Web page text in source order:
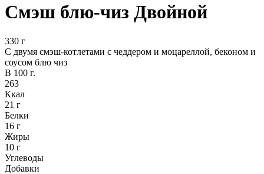
Смэш блю-чиз Двойной
330 г
С двумя смэш-котлетами с чеддером и моцареллой, беконом и
соусом блю чиз
В 100 г.
263
Ккал
21 г
Белки
16 г
Жиры
10 г
Углеводы
Добавки